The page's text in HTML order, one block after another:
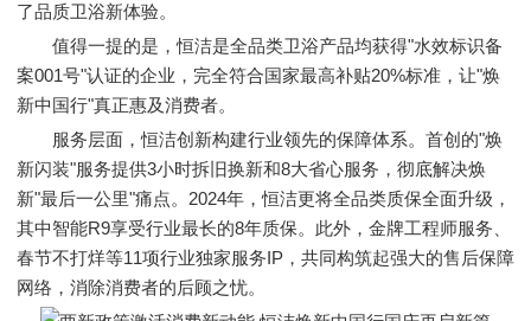
了品质卫浴新体验。
值得一提的是，恒洁是全品类卫浴产品均获得"水效标识备
案001号"认证的企业，完全符合国家最高补贴20%标准，让"焕
新中国行"真正惠及消费者。
服务层面，恒洁创新构建行业领先的保障体系。首创的"焕
新闪装"服务提供3小时拆旧换新和8大省心服务，彻底解决焕
新"最后一公里"痛点。2024年，恒洁更将全品类质保全面升级，
其中智能R9享受行业最长的8年质保。此外，金牌工程师服务、
春节不打烊等11项行业独家服务IP，共同构筑起强大的售后保障
网络，消除消费者的后顾之忧。